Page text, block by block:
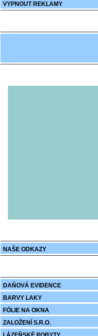
VYPNOUT REKLAMY
NAŠE ODKAZY
DAŇOVÁ EVIDENCE
BARVY LAKY
FÓLIE NA OKNA
ZALOŽENÍ S.R.O.